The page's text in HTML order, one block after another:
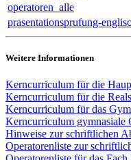
operatoren_alle
prasentationsprufung-
Weitere Informationen
Kerncurriculum für die
Kerncurriculum für die
Kerncurriculum für das
Kerncurriculum gymnasiale
Hinweise zur schriftlichen
Operatorenliste zur